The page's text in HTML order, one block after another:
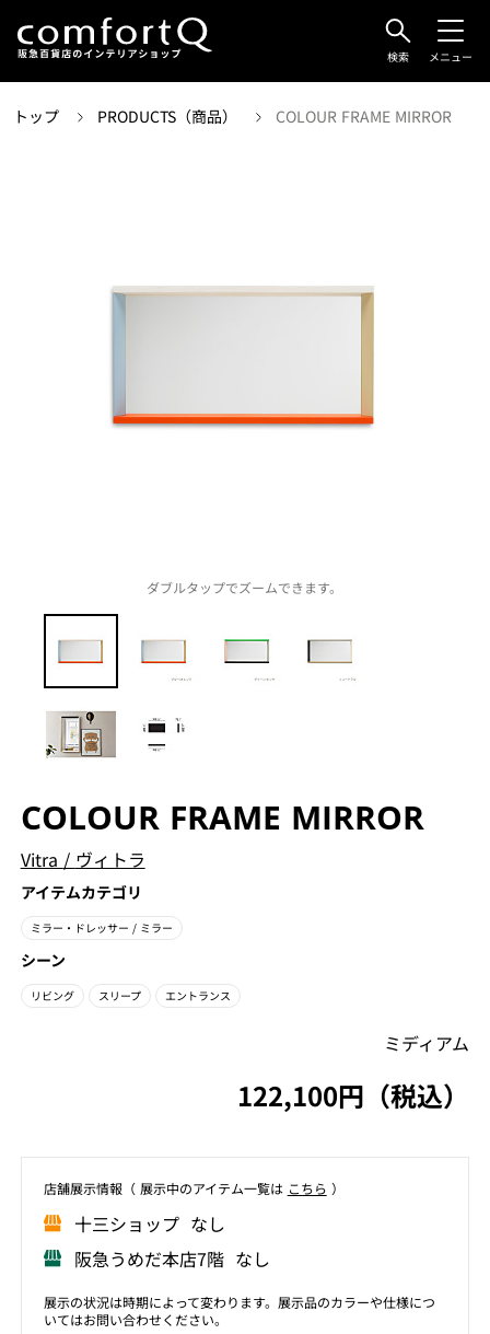
検索 メニュー
トップ PRODUCTS（商品） COLOUR FRAME MIRROR
ダブルタップでズームできます。
COLOUR FRAME MIRROR
Vitra / ヴィトラ
アイテムカテゴリ
ミラー・ドレッサー / ミラー
シーン
リビング スリープ エントランス
ミディアム
122,100円（税込）
店舗展⽰情報（ 展⽰中のアイテム⼀覧は こちら ）
⼗三ショップ なし
阪急うめだ本店7階 なし
展示の状況は時期によって変わります。展示品のカラーや仕様につ
いてはお問い合わせください。